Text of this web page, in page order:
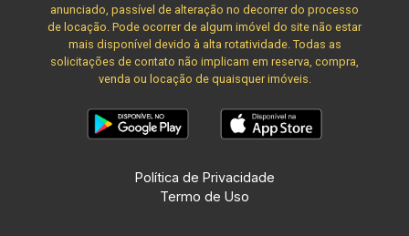
anunciado, passível de alteração no decorrer do processo
de locação. Pode ocorrer de algum imóvel do site não estar
mais disponível devido à alta rotatividade. Todas as
solicitações de contato não implicam em reserva, compra,
venda ou locação de quaisquer imóveis.
Política de Privacidade
Termo de Uso